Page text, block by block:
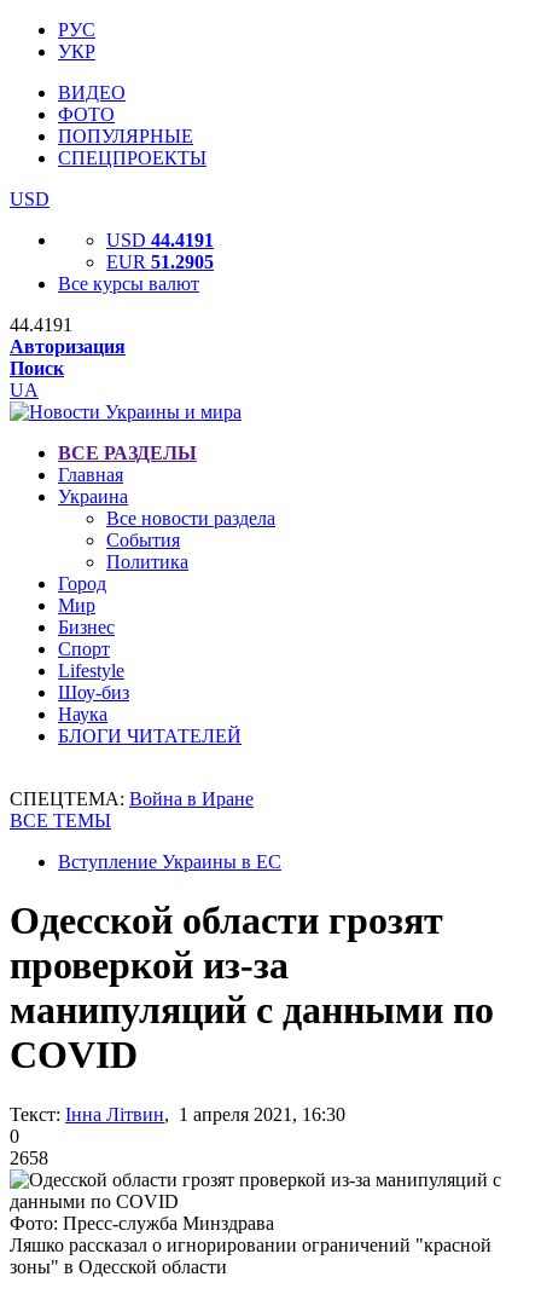
РУС
УКР
ВИДЕО
ФОТО
ПОПУЛЯРНЫЕ
СПЕЦПРОЕКТЫ
USD
USD 44.4191
EUR 51.2905
Все курсы валют
44.4191
Авторизация
Поиск
UA
ВСЕ РАЗДЕЛЫ
Главная
Украина
Все новости раздела
События
Политика
Город
Мир
Бизнес
Спорт
Lifestyle
Шоу-биз
Наука
БЛОГИ ЧИТАТЕЛЕЙ
СПЕЦТЕМА: Война в Иране
ВСЕ ТЕМЫ
Вступление Украины в ЕС
Одесской области грозят
проверкой из-за
манипуляций с данными по
COVID
Текст: Інна Літвин, 1 апреля 2021, 16:30
0
2658
Фото: Пресс-служба Минздрава
Ляшко рассказал о игнорировании ограничений "красной
зоны" в Одесской области